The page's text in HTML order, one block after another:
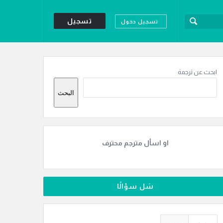
تسجيل دخول تسجيل
الجانبية
ابحث عن ترجمة
البحث
او اسأل مترجم محترف
سَل سؤالًا